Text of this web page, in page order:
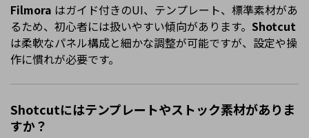
Filmora はガイド付きのUI、テンプレート、標準素材があ
るため、初心者には扱いやすい傾向があります。 Shotcut
は柔軟なパネル構成と細かな調整が可能ですが、設定や操
作に慣れが必要です。
Shotcutにはテンプレートやストック素材がありま
すか？